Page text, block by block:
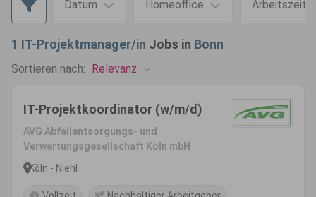
Datum Homeoffice Arbeitszeit
1 IT-Projektmanager/in Jobs in Bonn
Sortieren nach: Relevanz
IT-Projektkoordinator (w/m/d)
AVG Abfallentsorgungs- und
Verwertungsgesellschaft Köln mbH
Köln - Niehl